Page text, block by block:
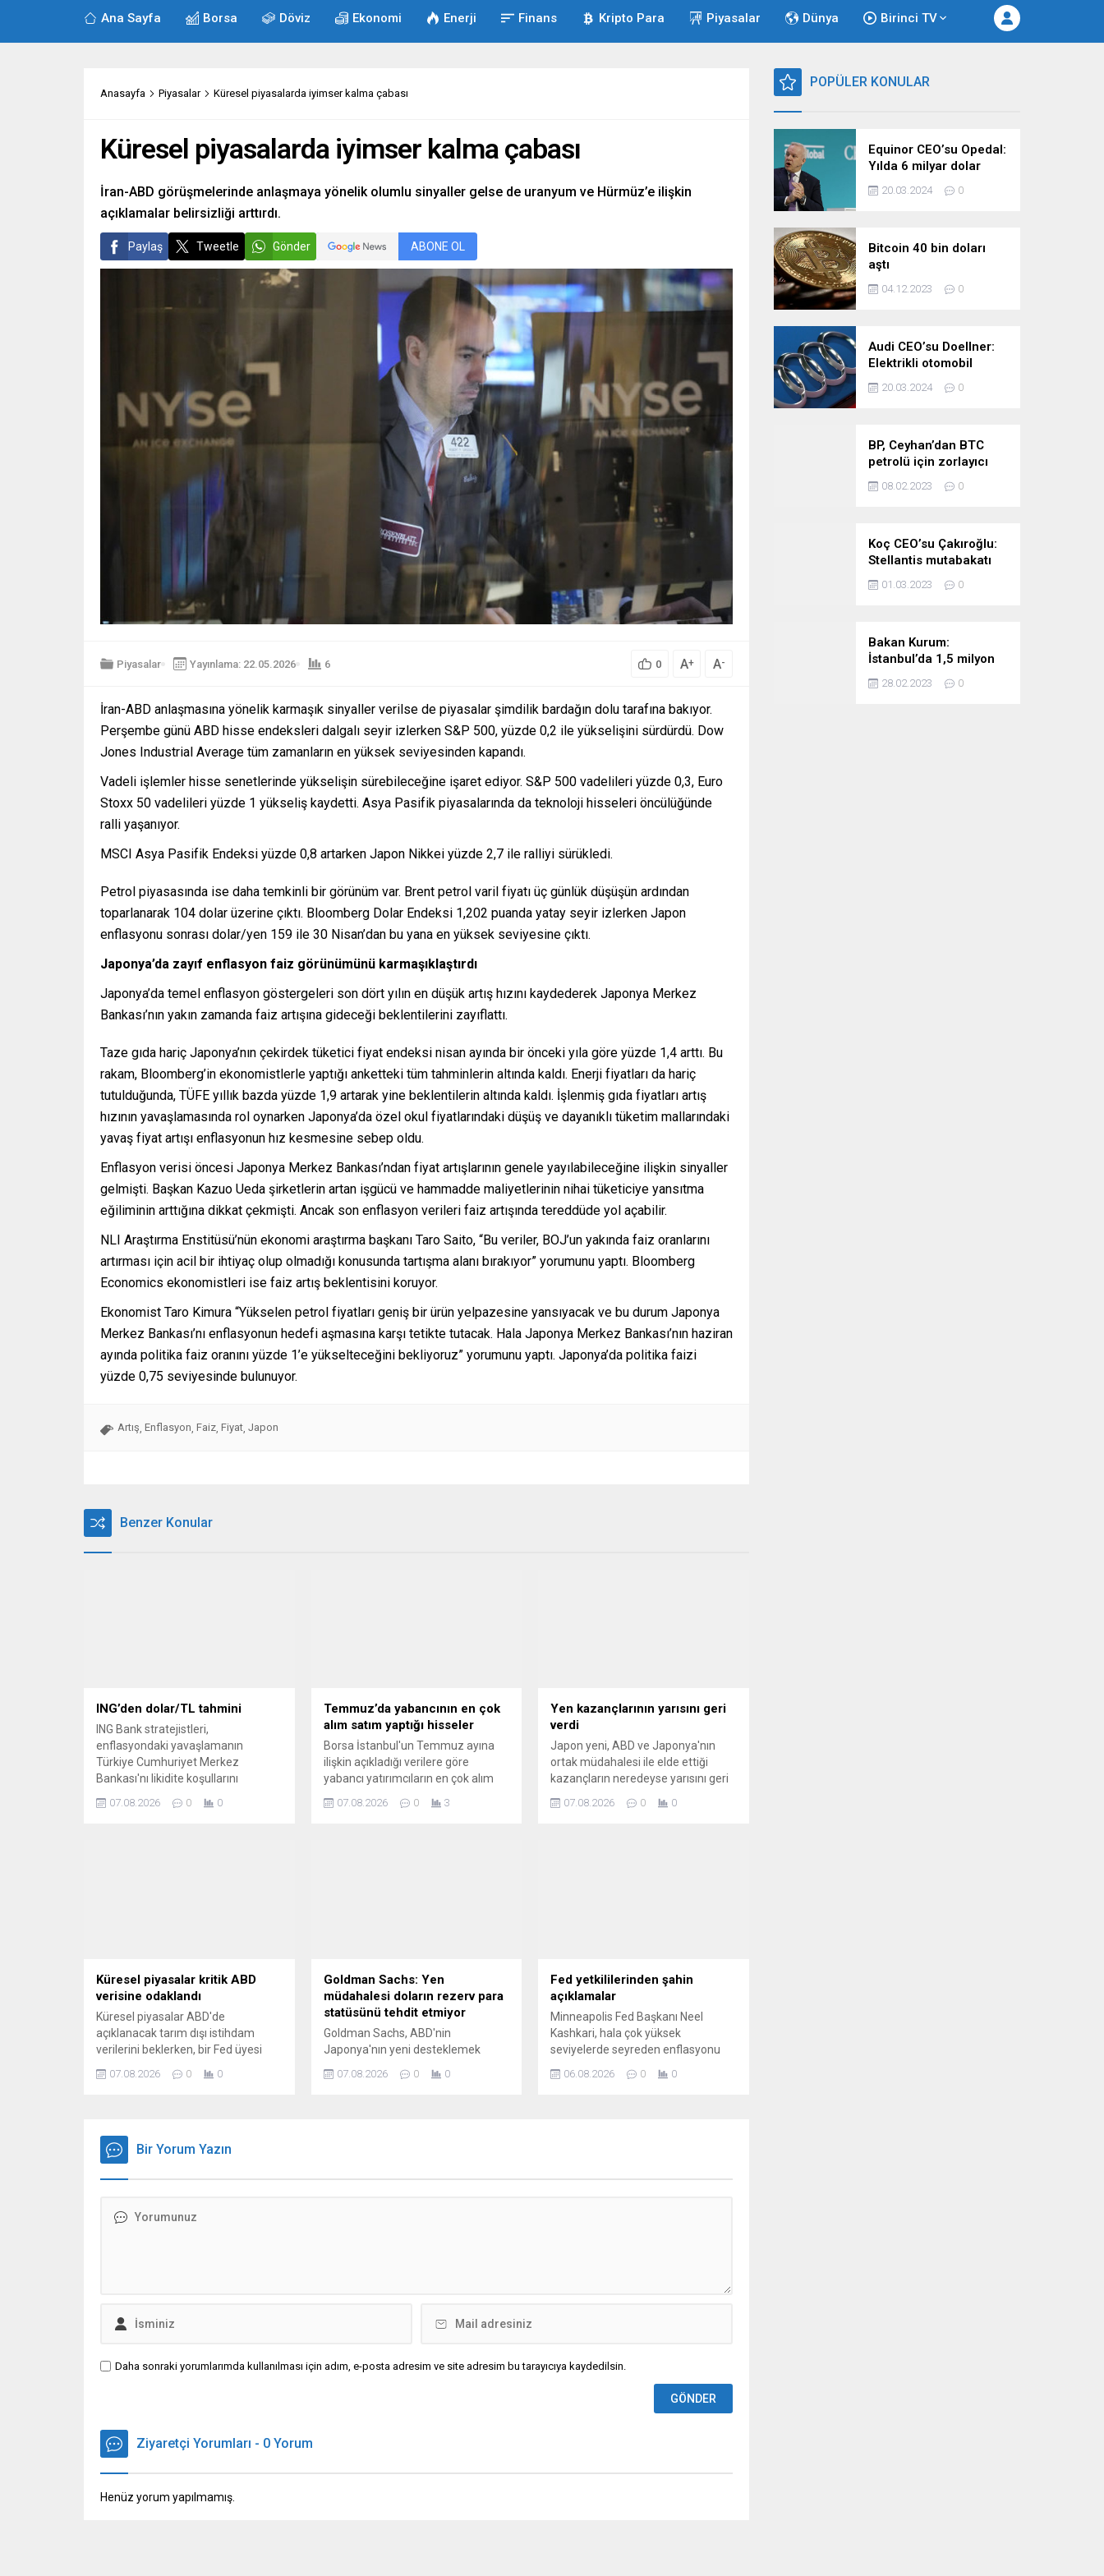
Ana Sayfa Borsa Döviz Ekonomi Enerji Finans Kripto Para Piyasalar Dünya Birinci TV
Anasayfa Piyasalar Küresel piyasalarda iyimser kalma çabası
Küresel piyasalarda iyimser kalma çabası
İran-ABD görüşmelerinde anlaşmaya yönelik olumlu sinyaller gelse de uranyum ve Hürmüz’e ilişkin
açıklamalar belirsizliği arttırdı.
Paylaş Tweetle Gönder ABONE OL
Piyasalar Yayınlama: 22.05.2026 6 0 A+ A-
İran-ABD anlaşmasına yönelik karmaşık sinyaller verilse de piyasalar şimdilik bardağın dolu tarafına bakıyor.
Perşembe günü ABD hisse endeksleri dalgalı seyir izlerken S&P 500, yüzde 0,2 ile yükselişini sürdürdü. Dow
Jones Industrial Average tüm zamanların en yüksek seviyesinden kapandı.
Vadeli işlemler hisse senetlerinde yükselişin sürebileceğine işaret ediyor. S&P 500 vadelileri yüzde 0,3, Euro
Stoxx 50 vadelileri yüzde 1 yükseliş kaydetti. Asya Pasifik piyasalarında da teknoloji hisseleri öncülüğünde
ralli yaşanıyor.
MSCI Asya Pasifik Endeksi yüzde 0,8 artarken Japon Nikkei yüzde 2,7 ile ralliyi sürükledi.
Petrol piyasasında ise daha temkinli bir görünüm var. Brent petrol varil fiyatı üç günlük düşüşün ardından
toparlanarak 104 dolar üzerine çıktı. Bloomberg Dolar Endeksi 1,202 puanda yatay seyir izlerken Japon
enflasyonu sonrası dolar/yen 159 ile 30 Nisan’dan bu yana en yüksek seviyesine çıktı.
Japonya’da zayıf enflasyon faiz görünümünü karmaşıklaştırdı
Japonya’da temel enflasyon göstergeleri son dört yılın en düşük artış hızını kaydederek Japonya Merkez
Bankası’nın yakın zamanda faiz artışına gideceği beklentilerini zayıflattı.
Taze gıda hariç Japonya’nın çekirdek tüketici fiyat endeksi nisan ayında bir önceki yıla göre yüzde 1,4 arttı. Bu
rakam, Bloomberg’in ekonomistlerle yaptığı anketteki tüm tahminlerin altında kaldı. Enerji fiyatları da hariç
tutulduğunda, TÜFE yıllık bazda yüzde 1,9 artarak yine beklentilerin altında kaldı. İşlenmiş gıda fiyatları artış
hızının yavaşlamasında rol oynarken Japonya’da özel okul fiyatlarındaki düşüş ve dayanıklı tüketim mallarındaki
yavaş fiyat artışı enflasyonun hız kesmesine sebep oldu.
Enflasyon verisi öncesi Japonya Merkez Bankası’ndan fiyat artışlarının genele yayılabileceğine ilişkin sinyaller
gelmişti. Başkan Kazuo Ueda şirketlerin artan işgücü ve hammadde maliyetlerinin nihai tüketiciye yansıtma
eğiliminin arttığına dikkat çekmişti. Ancak son enflasyon verileri faiz artışında tereddüde yol açabilir.
NLI Araştırma Enstitüsü’nün ekonomi araştırma başkanı Taro Saito, “Bu veriler, BOJ’un yakında faiz oranlarını
artırması için acil bir ihtiyaç olup olmadığı konusunda tartışma alanı bırakıyor” yorumunu yaptı. Bloomberg
Economics ekonomistleri ise faiz artış beklentisini koruyor.
Ekonomist Taro Kimura “Yükselen petrol fiyatları geniş bir ürün yelpazesine yansıyacak ve bu durum Japonya
Merkez Bankası’nı enflasyonun hedefi aşmasına karşı tetikte tutacak. Hala Japonya Merkez Bankası’nın haziran
ayında politika faiz oranını yüzde 1’e yükselteceğini bekliyoruz” yorumunu yaptı. Japonya’da politika faizi
yüzde 0,75 seviyesinde bulunuyor.
Artış, Enflasyon, Faiz, Fiyat, Japon
Benzer Konular
ING’den dolar/TL tahmini
ING Bank stratejistleri,
enflasyondaki yavaşlamanın
Türkiye Cumhuriyet Merkez
Bankası'nı likidite koşullarını
gevşetmeye yöneltmesi
durumunda Türk lirasının dolar
07.08.2026 0 0
Temmuz’da yabancının en çok
alım satım yaptığı hisseler
Borsa İstanbul'un Temmuz ayına
ilişkin açıkladığı verilere göre
yabancı yatırımcıların en çok alım
satım yaptığı hisseler şöyle
sıralandı:
07.08.2026 0 3
Yen kazançlarının yarısını geri
verdi
Japon yeni, ABD ve Japonya'nın
ortak müdahalesi ile elde ettiği
kazançların neredeyse yarısını geri
verirken, yetkililerin piyasaya
yeniden müdahale edebileceği
07.08.2026 0 0
Küresel piyasalar kritik ABD
verisine odaklandı
Küresel piyasalar ABD'de
açıklanacak tarım dışı istihdam
verilerini beklerken, bir Fed üyesi
endişesini dile getirdi.
07.08.2026 0 0
Goldman Sachs: Yen
müdahalesi doların rezerv para
statüsünü tehdit etmiyor
Goldman Sachs, ABD'nin
Japonya'nın yeni desteklemek
döviz müdahalesinin doların küresel
07.08.2026 0 0
Fed yetkililerinden şahin
açıklamalar
Minneapolis Fed Başkanı Neel
Kashkari, hala çok yüksek
seviyelerde seyreden enflasyonu
bankasının faiz oranlarını şimdiden
06.08.2026 0 0
Bir Yorum Yazın
Daha sonraki yorumlarımda kullanılması için adım, e-posta adresim ve site adresim bu tarayıcıya kaydedilsin.
Ziyaretçi Yorumları - 0 Yorum
Henüz yorum yapılmamış.
POPÜLER KONULAR
Equinor CEO’su Opedal:
Yılda 6 milyar dolar
harcıyoruz
20.03.2024 0
Bitcoin 40 bin doları
aştı
04.12.2023 0
Audi CEO’su Doellner:
Elektrikli otomobil
stratejimize sadık
kalacağız
20.03.2024 0
BP, Ceyhan’dan BTC
petrolü için zorlayıcı
sebep ilan etti
08.02.2023 0
Koç CEO’su Çakıroğlu:
Stellantis mutabakatı
Tofaş’ı kıymetli bir
noktaya taşıyor
01.03.2023 0
Bakan Kurum:
İstanbul’da 1,5 milyon
riskli konutu
taşıyacağız
28.02.2023 0